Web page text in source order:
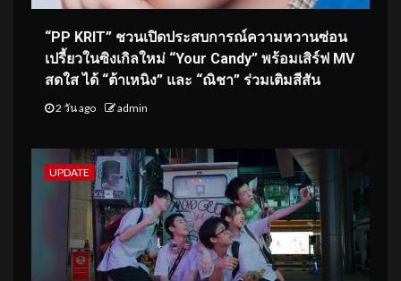
“PP KRIT” ชวนเปิดประสบการณ์ความหวานซ่อน
เปรี้ยวในซิงเกิลใหม่ “Your Candy” พร้อมเสิร์ฟ MV
สดใส ได้ “ต้าเหนิง” และ “ณิชา” ร่วมเติมสีสัน
2 วัน ago admin
UPDATE